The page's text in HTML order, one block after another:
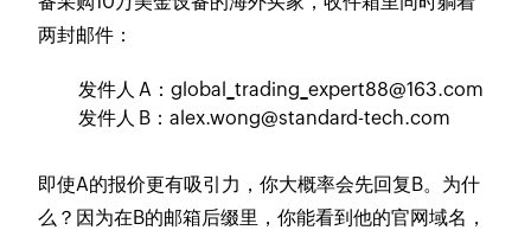
两封邮件：
发件人 A：global_trading_expert88@163.com
发件人 B：alex.wong@standard-tech.com
即使A的报价更有吸引力，你大概率会先回复B。为什
么？因为在B的邮箱后缀里，你能看到他的官网域名，